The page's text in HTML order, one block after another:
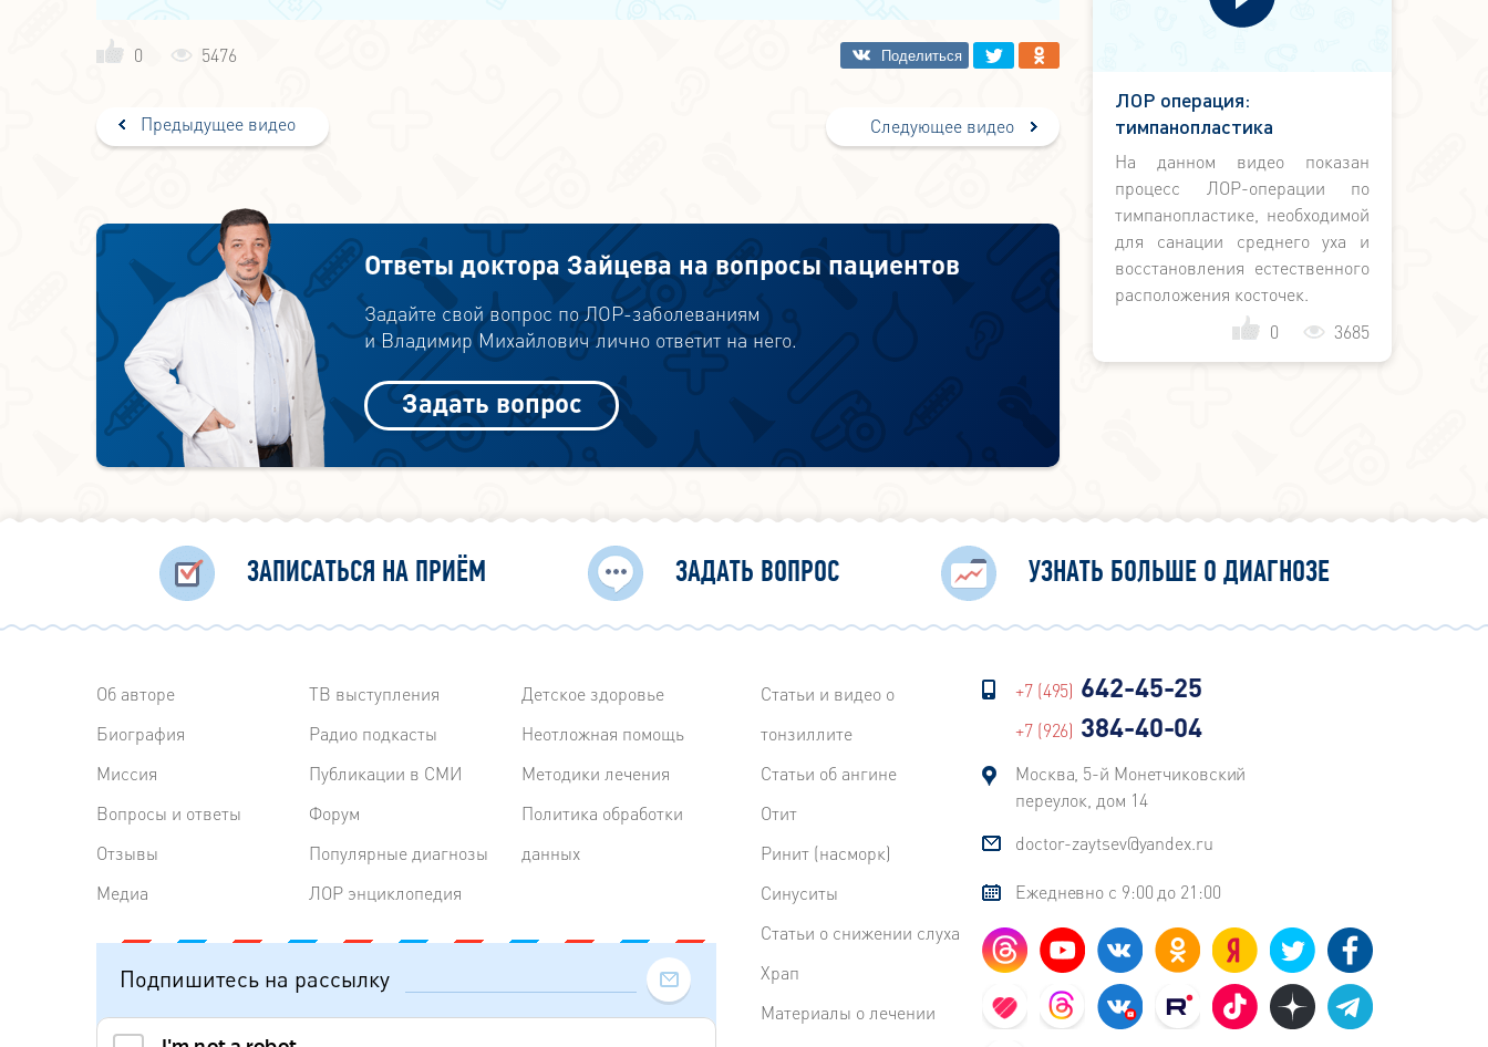
0 5476
Предыдущее видео Следующее видео
Ответы доктора Зайцева на вопросы пациентов
Задайте свой вопрос по ЛОР-заболеваниям
и Владимир Михайлович лично ответит на него.
Задать вопрос
ЛОР операция:
тимпанопластика
На данном видео показан
процесс ЛОР-операции по
тимпанопластике, необходимой
для санации среднего уха и
восстановления естественного
расположения косточек.
0
3685
ЗАПИСАТЬСЯ НА ПРИЁМ ЗАДАТЬ ВОПРОС УЗНАТЬ БОЛЬШЕ О ДИАГНОЗЕ
Об авторе
Биография
Миссия
Вопросы и ответы
Отзывы
Медиа
ТВ выступления
Радиo подкасты
Публикации в СМИ
Форум
Популярные диагнозы
ЛОР энциклопедия
Детское здоровье
Неотложная помощь
Методики лечения
Политика обработки
данных
Подпишитесь на рассылку
Статьи и видео о
тонзиллите
Статьи об ангине
Отит
Ринит (насморк)
Синуситы
Статьи о снижении слуха
Храп
Материалы о лечении
+7 (495) 642-45-25
+7 (926) 384-40-04
Москва, 5-й Монетчиковский
переулок, дом 14
doctor-zaytsev@yandex.ru
Ежедневно с 9:00 до 21:00